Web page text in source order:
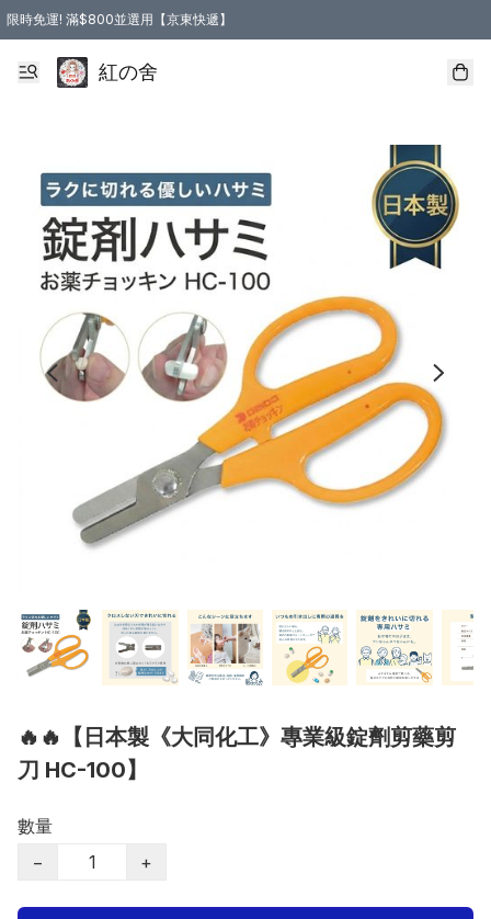
限時免運! 滿$800並選用【京東快遞】
紅の舍
🔥🔥【日本製《大同化工》專業級錠劑剪藥剪
刀 HC-100】
數量
−
+